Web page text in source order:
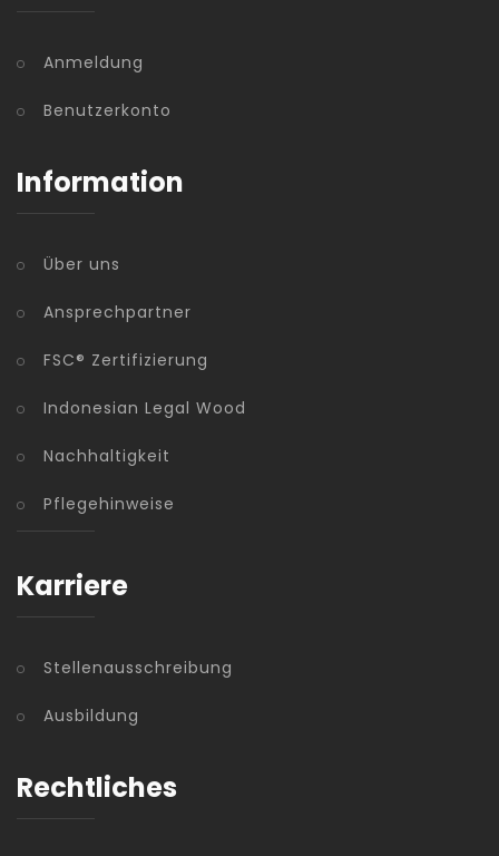
Anmeldung
Benutzerkonto
Information
Über uns
Ansprechpartner
FSC® Zertifizierung
Indonesian Legal Wood
Nachhaltigkeit
Pflegehinweise
Karriere
Stellenausschreibung
Ausbildung
Rechtliches